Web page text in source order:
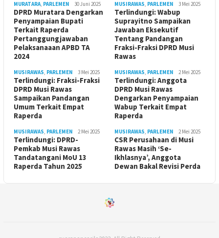
MURATARA, PARLEMEN 30 Juni 2025
DPRD Muratara Dengarkan
Penyampaian Bupati
Terkait Raperda
Pertanggungjawaban
Pelaksanaaan APBD TA
2024
MUSIRAWAS, PARLEMEN 3 Mei 2025
Terlindungi: Wabup
Suprayitno Sampaikan
Jawaban Eksekutif
Tentang Pandangan
Fraksi-Fraksi DPRD Musi
Rawas
MUSIRAWAS, PARLEMEN 3 Mei 2025
Terlindungi: Fraksi-Fraksi
DPRD Musi Rawas
Sampaikan Pandangan
Umum Terkait Empat
Raperda
MUSIRAWAS, PARLEMEN 2 Mei 2025
Terlindungi: Anggota
DPRD Musi Rawas
Dengarkan Penyampaian
Wabup Terkait Empat
Raperda
MUSIRAWAS, PARLEMEN 2 Mei 2025
Terlindungi: DPRD-
Pemkab Musi Rawas
Tandatangani MoU 13
Raperda Tahun 2025
MUSIRAWAS, PARLEMEN 2 Mei 2025
CSR Perusahaan di Musi
Rawas Masih ‘Se-
Ikhlasnya’, Anggota
Dewan Bakal Revisi Perda ‎